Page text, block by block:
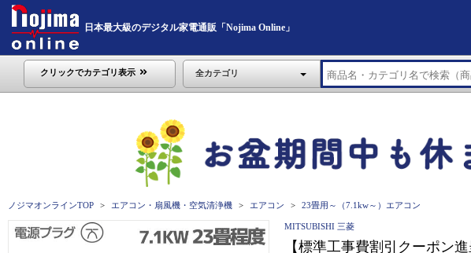
日本最大級のデジタル家電通販「Nojima Online」
クリックでカテゴリ表示 全カテゴリ
ノジマオンラインTOP エアコン・扇風機・空気清浄機 エアコン 23畳用～（7.1kw～）エアコン
MITSUBISHI 三菱
【標準工事費割引クーポン